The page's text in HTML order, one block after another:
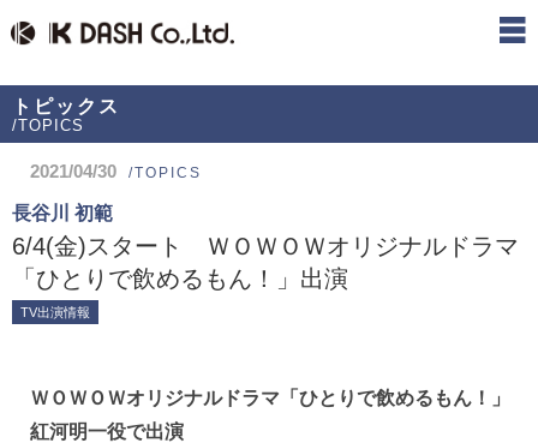
トピックス
/TOPICS
2021/04/30 /TOPICS
長谷川 初範
6/4(金)スタート ＷＯＷＯＷオリジナルドラマ
「ひとりで飲めるもん！」出演
TV出演情報
ＷＯＷＯＷオリジナルドラマ「ひとりで飲めるもん！」
紅河明一役で出演